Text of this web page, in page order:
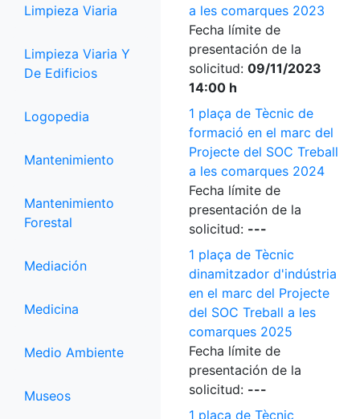
Limpieza Viaria
Limpieza Viaria Y
De Edificios
Logopedia
Mantenimiento
Mantenimiento
Forestal
Mediación
Medicina
Medio Ambiente
Museos
a les comarques 2023
Fecha límite de
presentación de la
solicitud: 09/11/2023
14:00 h
1 plaça de Tècnic de
formació en el marc del
Projecte del SOC Treball
a les comarques 2024
Fecha límite de
presentación de la
solicitud: ---
1 plaça de Tècnic
dinamitzador d'indústria
en el marc del Projecte
del SOC Treball a les
comarques 2025
Fecha límite de
presentación de la
solicitud: ---
1 plaça de Tècnic